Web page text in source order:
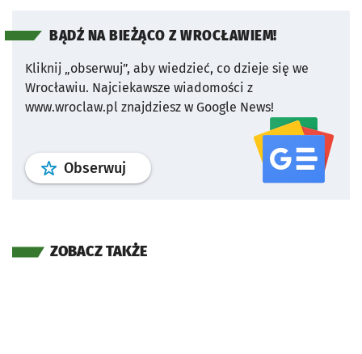
BĄDŹ NA BIEŻĄCO Z WROCŁAWIEM!
Kliknij „obserwuj”, aby wiedzieć, co dzieje się we
Wrocławiu. Najciekawsze wiadomości z
www.wroclaw.pl znajdziesz w Google News!
Obserwuj profil serwisu
ZOBACZ TAKŻE